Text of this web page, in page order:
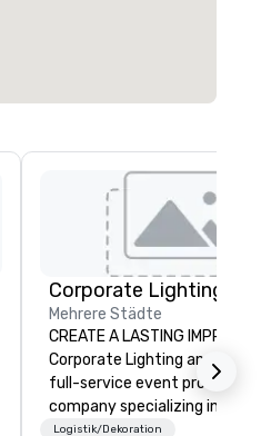
Mehrere Städte
CREATE A LASTING
Corporate Lighting and Audio
full-service event production
company specializing in
conferences, conventions,
Logistik/Dekoration